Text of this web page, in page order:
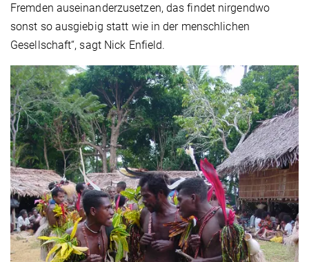
Fremden auseinanderzusetzen, das findet nirgendwo
sonst so ausgiebig statt wie in der menschlichen
Gesellschaft“, sagt Nick Enfield.